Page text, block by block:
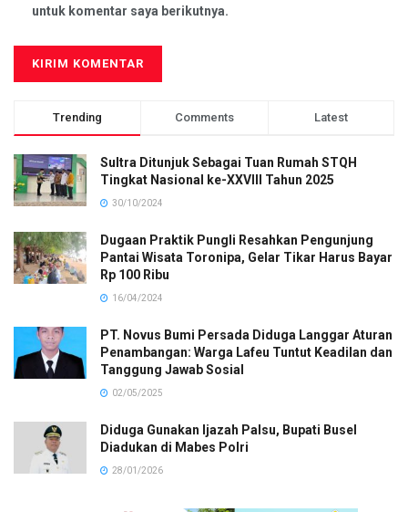
untuk komentar saya berikutnya.
Trending Comments Latest
Sultra Ditunjuk Sebagai Tuan Rumah STQH
Tingkat Nasional ke-XXVIII Tahun 2025
30/10/2024
Dugaan Praktik Pungli Resahkan Pengunjung
Pantai Wisata Toronipa, Gelar Tikar Harus Bayar
Rp 100 Ribu
16/04/2024
PT. Novus Bumi Persada Diduga Langgar Aturan
Penambangan: Warga Lafeu Tuntut Keadilan dan
Tanggung Jawab Sosial
02/05/2025
Diduga Gunakan Ijazah Palsu, Bupati Busel
Diadukan di Mabes Polri
28/01/2026